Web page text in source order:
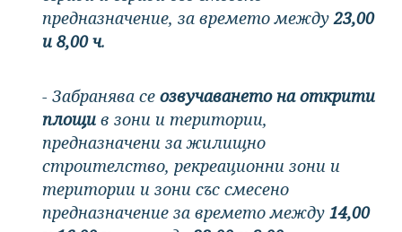
предназначение, за времето между23,00
и 8,00 ч.
- Забранява се озвучаването на открити
площи в зони и територии,
предназначени за жилищно
строителство, рекреационни зони и
територии и зони със смесено
предназначение за времето между 14,00